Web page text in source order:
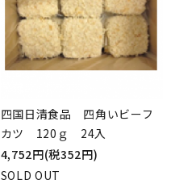
四国日清食品 四角いビーフ
カツ 120ｇ 24入
4,752円(税352円)
SOLD OUT